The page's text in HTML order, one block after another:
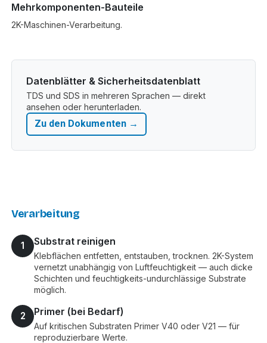
Mehrkomponenten-Bauteile
2K-Maschinen-Verarbeitung.
Datenblätter & Sicherheitsdatenblatt
TDS und SDS in mehreren Sprachen — direkt
ansehen oder herunterladen.
Zu den Dokumenten →
Verarbeitung
1 Substrat reinigen
Klebflächen entfetten, entstauben, trocknen. 2K-System
vernetzt unabhängig von Luftfeuchtigkeit — auch dicke
Schichten und feuchtigkeits-undurchlässige Substrate
möglich.
2 Primer (bei Bedarf)
Auf kritischen Substraten Primer V40 oder V21 — für
reproduzierbare Werte.